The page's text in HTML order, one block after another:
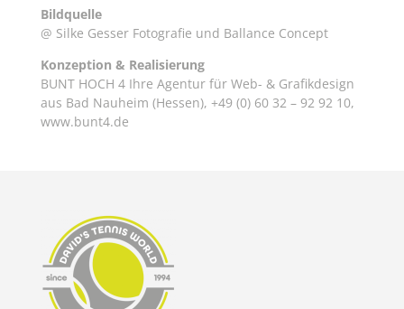
Bildquelle
@ Silke Gesser Fotografie und Ballance Concept
Konzeption & Realisierung
BUNT HOCH 4 Ihre Agentur für Web- & Grafikdesign
aus Bad Nauheim (Hessen), +49 (0) 60 32 – 92 92 10,
www.bunt4.de